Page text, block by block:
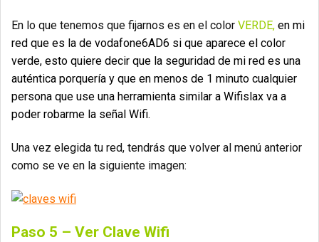
En lo que tenemos que fijarnos es en el color VERDE, en mi
red que es la de vodafone6AD6 si que aparece el color
verde, esto quiere decir que la seguridad de mi red es una
auténtica porquería y que en menos de 1 minuto cualquier
persona que use una herramienta similar a Wifislax va a
poder robarme la señal Wifi.
Una vez elegida tu red, tendrás que volver al menú anterior
como se ve en la siguiente imagen:
Paso 5 – Ver Clave Wifi